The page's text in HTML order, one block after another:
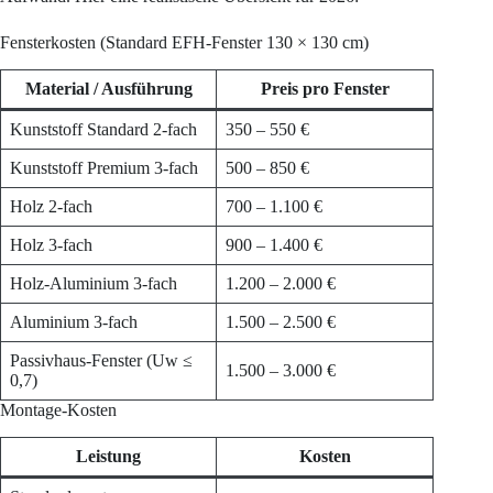
Fensterkosten (Standard EFH-Fenster 130 × 130 cm)
Material / Ausführung Preis pro Fenster
Kunststoff Standard 2-fach 350 – 550 €
Kunststoff Premium 3-fach 500 – 850 €
Holz 2-fach 700 – 1.100 €
Holz 3-fach 900 – 1.400 €
Holz-Aluminium 3-fach 1.200 – 2.000 €
Aluminium 3-fach 1.500 – 2.500 €
Passivhaus-Fenster (Uw ≤
0,7)
1.500 – 3.000 €
Montage-Kosten
Leistung Kosten